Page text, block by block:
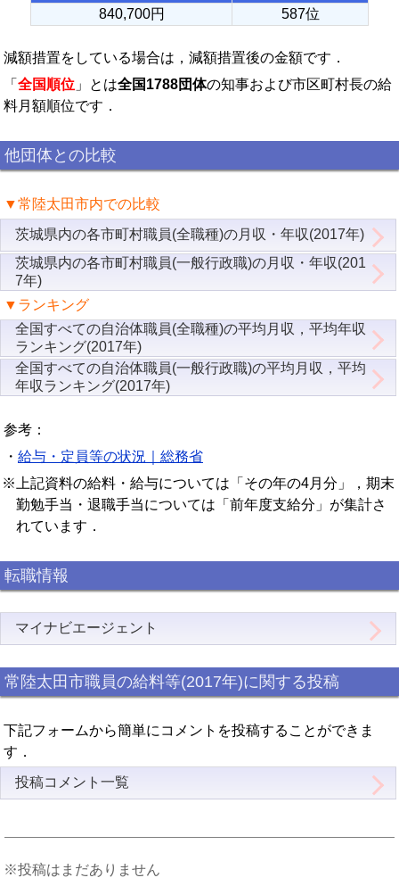
840,700円 587位
減額措置をしている場合は，減額措置後の金額です．
「 全国順位 」とは全国1788団体の知事および市区町村長の給
料月額順位です．
他団体との比較
▼常陸太田市内での比較
茨城県内の各市町村職員(全職種)の月収・年収(2017年)
茨城県内の各市町村職員(一般行政職)の月収・年収(201
7年)
▼ランキング
全国すべての自治体職員(全職種)の平均月収，平均年収
ランキング(2017年)
全国すべての自治体職員(一般行政職)の平均月収，平均
年収ランキング(2017年)
参考：
・ 給与・定員等の状況｜総務省
※上記資料の給料・給与については「その年の4月分」，期末
勤勉手当・退職手当については「前年度支給分」が集計さ
れています．
転職情報
マイナビエージェント
常陸太田市職員の給料等(2017年)に関する投稿
下記フォームから簡単にコメントを投稿することができま
す．
投稿コメント一覧
※投稿はまだありません